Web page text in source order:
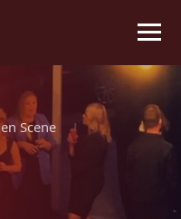
Scene